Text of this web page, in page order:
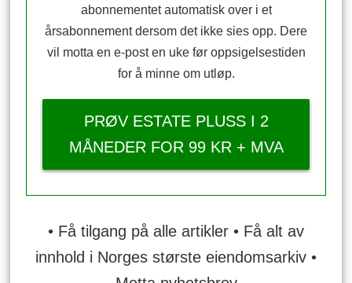
abonnementet automatisk over i et
årsabonnement dersom det ikke sies opp. Dere
vil motta en e-post en uke før oppsigelsestiden
for å minne om utløp.
PRØV ESTATE PLUSS I 2
MÅNEDER FOR 99 KR + MVA
• Få tilgang på alle artikler • Få alt av
innhold i Norges største eiendomsarkiv •